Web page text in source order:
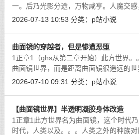
一。后乃光影分途，万物咸亨。人魔交
荣；盈缩有度，衡平之理，天道自然。今
2026-07-13 10:53 分类： p站小说
曲面镜的穿越者，但是惨遭恶堕
1正章1（ghs从第二章开始）此方世界。
曲面镜世界，而是距离曲面镜很遥远的
叫G市的城市，而我们的视角来到了本市
2026-07-10 09:31 分类： p站小说
【曲面镜世界】半透明凝胶身体改造
1正章1此方世界名为曲面镜，这个时代
时代，人类以及。。。人类之外的种族